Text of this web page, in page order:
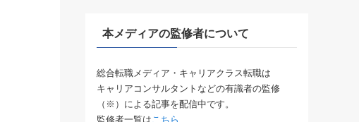
本メディアの監修者について
総合転職メディア・キャリアクラス転職は
キャリアコンサルタントなどの有識者の監修
（※）による記事を配信中です。
監修者一覧はこちら